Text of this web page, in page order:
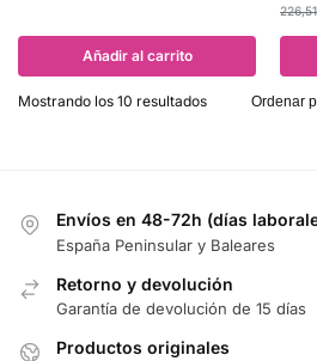
Añadir al carrito
226,51
Mostrando los 10 resultados
Envíos en 48-72h (días
España Peninsular y Baleares
Retorno y devolución
Garantía de devolución de 15 días
Productos originales